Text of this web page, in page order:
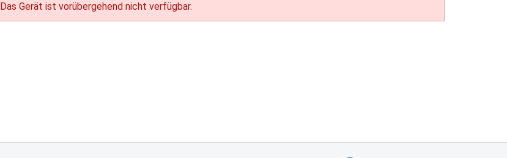
Das Gerät ist vorübergehend nicht verfügbar.